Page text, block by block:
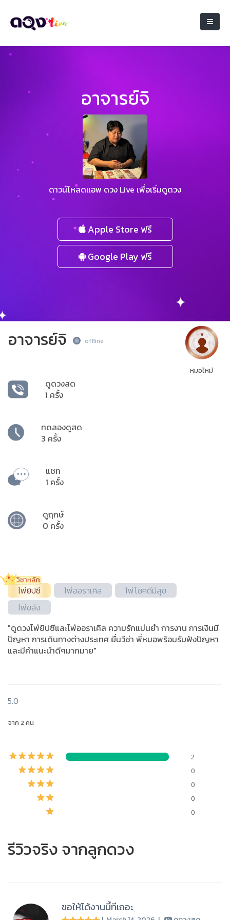
อาจารย์จิ
ดาวน์โหลดแอพ ดวง Live เพื่อเริ่มดูดวง
Apple Store ฟรี
Google Play ฟรี
อาจารย์จิ offline
ดูดวงสด
1 ครั้ง
ทดลองดูสด
3 ครั้ง
แชท
1 ครั้ง
ดูฤกษ์
0 ครั้ง
หมอใหม่
ไพ่ยิปซี ไพ่ออราเคิล
ไพ่โชคดีมีสุข
ไพ่ขลัง
"ดูดวงไพ่ยิปซีและไพ่ออราเคิล ความรักแม่นยำ การงาน การเงินมี
ปัญหา การเดินทางต่างประเทศ ยื่นวีซ่า พี่หมอพร้อมรับฟังปัญหา
และมีคำแนะนำดีๆมากมาย"
5.0
จาก 2 คน
2
0
0
0
0
รีวิวจริง จากลูกดวง
ขอให้ได้งานนี้ทีเถอะ